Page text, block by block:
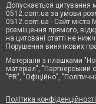
Допускається цитування
0512.com.ua за умови
0512.com.ua - Сайт міста
розміщення прямого,
на цитовані статті не
Порушення виняткових
Матеріали з плашками
матеріал", "Партнерський
"PR", "Офіційно",
Політика конфіденційності